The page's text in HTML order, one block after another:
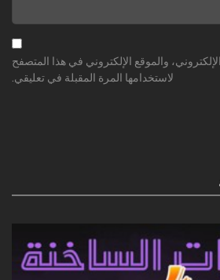
والموقع الإلكتروني في هذا المتصفح
لاستخدامها المرة المقبلة في تعليقي.